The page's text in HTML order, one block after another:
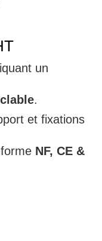
:
€
un
.
et fixations
NF, CE &